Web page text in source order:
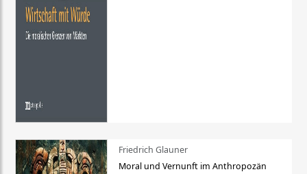
Friedrich Glauner
Moral und Vernunft im Anthropozän